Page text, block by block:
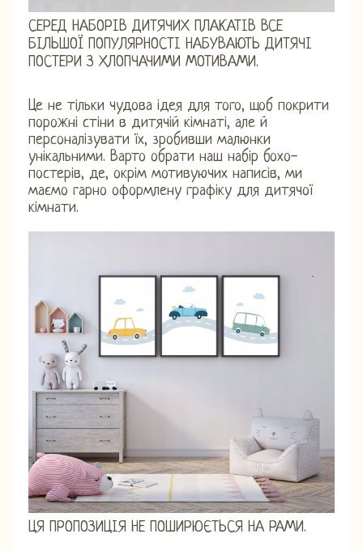
СЕРЕД НАБОРІВ ДИТЯЧИХ ПЛАКАТІВ ВСЕ
БІЛЬШОЇ ПОПУЛЯРНОСТІ НАБУВАЮТЬ ДИТЯЧІ
ПОСТЕРИ З ХЛОПЧАЧИМИ МОТИВАМИ.
Це не тільки чудова ідея для того, щоб покрити
порожні стіни в дитячій кімнаті, але й
персоналізувати їх, зробивши малюнки
унікальними. Варто обрати наш набір бохо-
постерів, де, окрім мотивуючих написів, ми
маємо гарно оформлену графіку для дитячої
кімнати.
ЦЯ ПРОПОЗИЦІЯ НЕ ПОШИРЮЄТЬСЯ НА РАМИ.